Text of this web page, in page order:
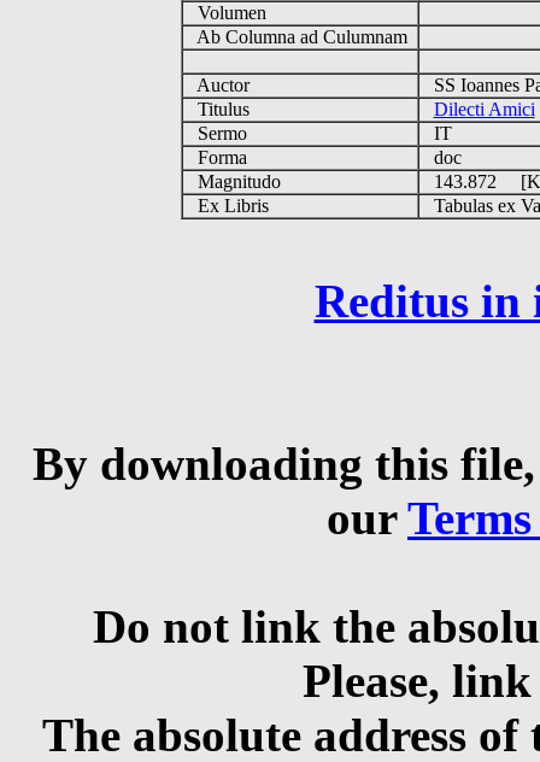
Volumen
Ab Columna ad Culumnam
Auctor
SS Ioannes
Titulus
Dilecti Amici
Sermo
IT
Forma
doc
Magnitudo
143.872
Ex Libris
Tabulas ex
Reditus in
By downloading this
our
Do not link the
Please,
The absolute address